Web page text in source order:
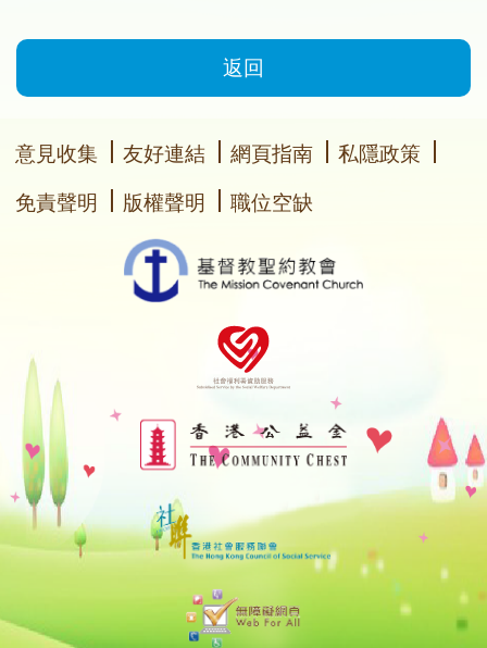
返回
意見收集 友好連結 網頁指南
私隱政策
免責聲明
版權聲明 職位空缺